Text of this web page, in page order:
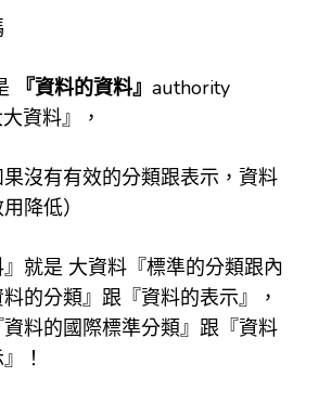
『資料的資料』 authority
資料』，
沒有有效的分類跟表示，資料
降低）
就是 大資料『標準的分類跟內
的分類』跟『資料的表示』，
料的國際標準分類』跟『資料
！